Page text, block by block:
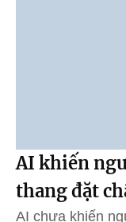
AI khiến
thang đặt
AI chưa khiến